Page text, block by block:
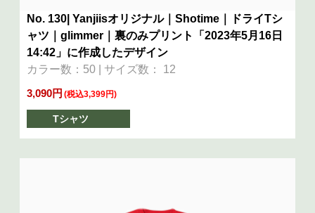
No. 130| Yanjiisオリジナル｜Shotime｜ドライTシ
ャツ｜glimmer｜裏のみプリント「2023年5月16日
14:42」に作成したデザイン
カラー数：50 | サイズ数： 12
3,090円 (税込3,399円)
Tシャツ